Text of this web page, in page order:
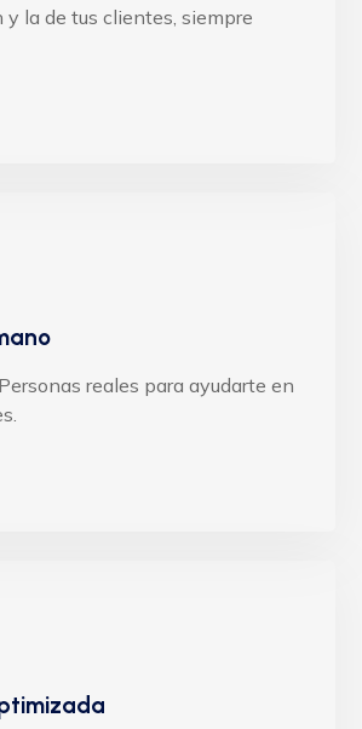
y la de tus clientes, siempre
reales para ayudarte en